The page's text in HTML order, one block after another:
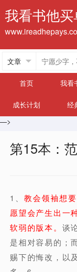
我看书他买
首页
我看
成长计划 经
—>
第15本：
1、教会领袖想
愿望会产生出一
软弱的版本。 谈
是相对容易的；
赐下的悔改，以